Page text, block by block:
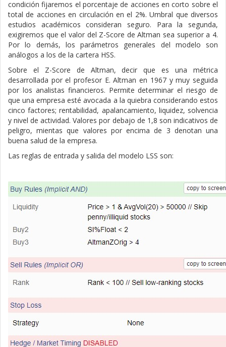
condición fijaremos el porcentaje de acciones en corto sobre el
total de acciones en circulación en el 2%. Umbral que diversos
estudios académicos consideran seguro. Para la segunda,
exigiremos que el valor del Z-Score de Altman sea superior a 4.
Por lo demás, los parámetros generales del modelo son
análogos a los de la cartera HSS.
Sobre el Z-Score de Altman, decir que es una métrica
desarrollada por el profesor E. Altman en 1967 y muy seguida
por los analistas financieros. Permite determinar el riesgo de
que una empresa esté avocada a la quiebra considerando estos
cinco factores; rentabilidad, apalancamiento, liquidez, solvencia
y nivel de actividad. Valores por debajo de 1,8 son indicativos de
peligro, mientas que valores por encima de 3 denotan una
buena salud de la empresa.
Las reglas de entrada y salida del modelo LSS son: